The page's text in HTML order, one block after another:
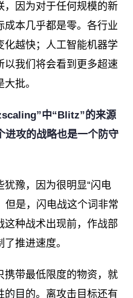
，因为对于任何规模的新
本几乎都是零。各行业
化越快；人工智能机器学
以我们将会看到更多超速
批。
中“Blitz”的来源
进攻的战略也是一个防守
豫，因为很明显“闪电
但是，闪电战这个词非常
种战术出现前，作战部
推进速度。
携带最低限度的物资，就
的目的。离攻击目标还有